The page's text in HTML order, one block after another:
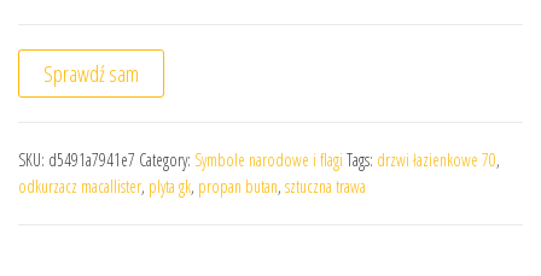
Sprawdź sam
SKU: d5491a7941e7 Category: Symbole narodowe i flagi Tags: drzwi łazienkowe 70,
odkurzacz macallister, plyta gk, propan butan, sztuczna trawa